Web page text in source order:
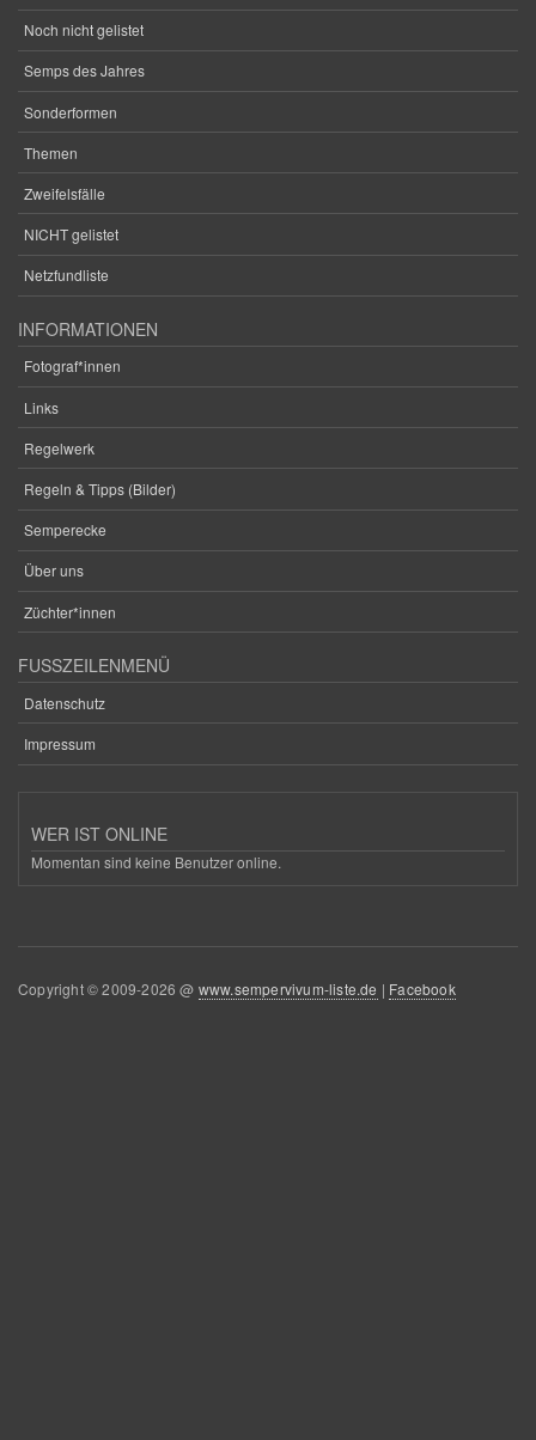
Noch nicht gelistet
Semps des Jahres
Sonderformen
Themen
Zweifelsfälle
NICHT gelistet
Netzfundliste
INFORMATIONEN
Fotograf*innen
Links
Regelwerk
Regeln & Tipps (Bilder)
Semperecke
Über uns
Züchter*innen
FUSSZEILENMENÜ
Datenschutz
Impressum
WER IST ONLINE
Momentan sind keine Benutzer online.
Copyright © 2009-2026 @ www.sempervivum-liste.de | Facebook